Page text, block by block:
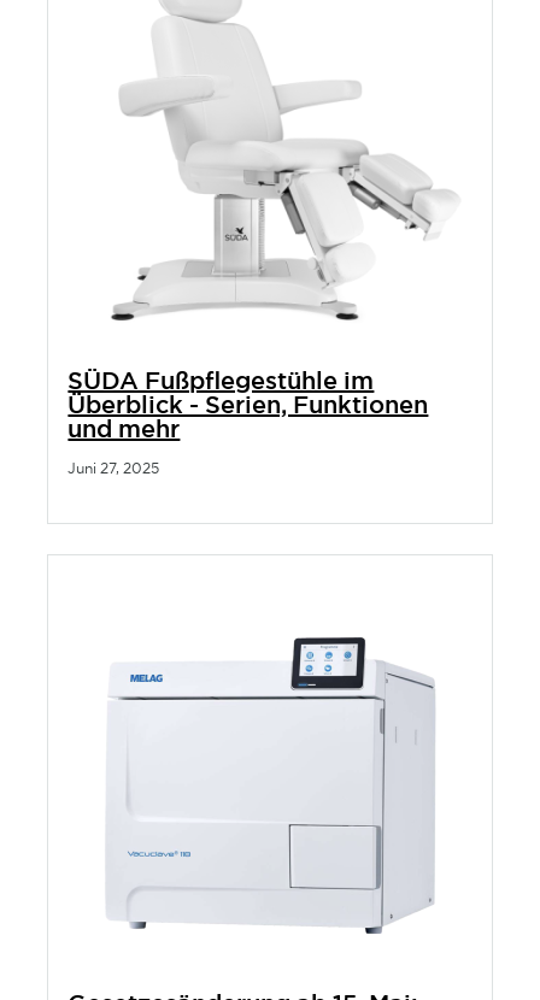
SÜDA Fußpflegestühle im
Überblick - Serien, Funktionen
und mehr
Juni 27, 2025